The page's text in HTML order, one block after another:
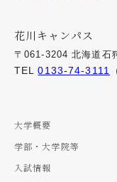
花川キャンパス
〒061-3204 北海道石
TEL0133-74-3111
大学概要
学部・大学院等
入試情報